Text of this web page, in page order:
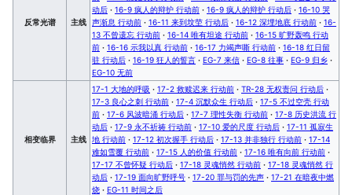
反常光谱 主线
动后 · 16-9 疯人的辩护 行动前 · 16-9 疯人的辩护 行动后 · 16-10 哭
声渐息 行动前 · 16-11 来到坟茔 行动后 · 16-12 深埋地底 行动前 · 16-
13 不曾遗忘 行动前 · 16-14 唯有坦途 行动前 · 16-15 旷野轰鸣 行动
前 · 16-16 示我以真 行动前 · 16-17 力竭声嘶 行动前 · 16-18 红日留
驻 行动后 · 16-19 狂人的誓言 · EG-7 来信 · EG-8 往事 · EG-9 归乡 ·
EG-10 无前
相变临界 主线
17-1 大地的呼吸 · 17-2 救赎迟来 行动前 · TR-28 无权责问 行动后 ·
17-3 良心之刺 行动前 · 17-4 沉默众生 行动后 · 17-5 不过空壳 行动
前 · 17-6 风波暗涌 行动后 · 17-7 理性失衡 行动前 · 17-8 历史洪流 行
动后 · 17-9 永不祈祷 行动前 · 17-10 爱的尺度 行动后 · 17-11 孤寂生
地 行动前 · 17-12 初次握手 行动后 · 17-13 并非独行 行动前 · 17-14
难如雪覆 行动前 · 17-15 人的价值 行动前 · 17-16 唯有向前 行动前 ·
17-17 不曾怀疑 行动后 · 17-18 灵魂悄然 行动前 · 17-18 灵魂悄然 行
动后 · 17-19 面向旷野呼号 · 17-20 罪与罚的先声 · 17-21 在暗夜中燃
烧 · EG-11 时间之后